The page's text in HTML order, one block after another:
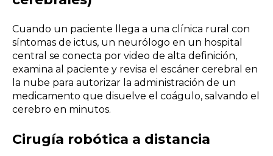
Cuando un paciente llega a una clínica rural con
síntomas de ictus, un neurólogo en un hospital
central se conecta por video de alta definición,
examina al paciente y revisa el escáner cerebral en
la nube para autorizar la administración de un
medicamento que disuelve el coágulo, salvando el
cerebro en minutos.
Cirugía robótica a distancia